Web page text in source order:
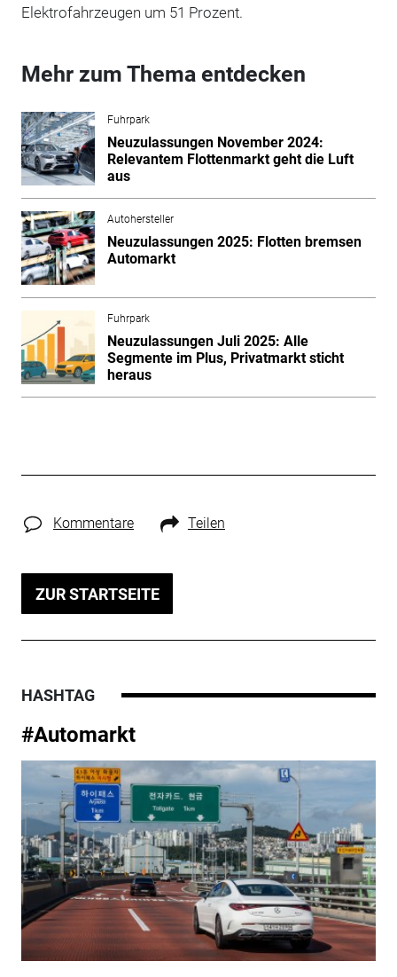
Elektrofahrzeugen um 51 Prozent.
Mehr zum Thema entdecken
Fuhrpark
Neuzulassungen November 2024:
Relevantem Flottenmarkt geht die Luft
aus
Autohersteller
Neuzulassungen 2025: Flotten bremsen
Automarkt
Fuhrpark
Neuzulassungen Juli 2025: Alle
Segmente im Plus, Privatmarkt sticht
heraus
Kommentare Teilen
ZUR STARTSEITE
HASHTAG
#Automarkt